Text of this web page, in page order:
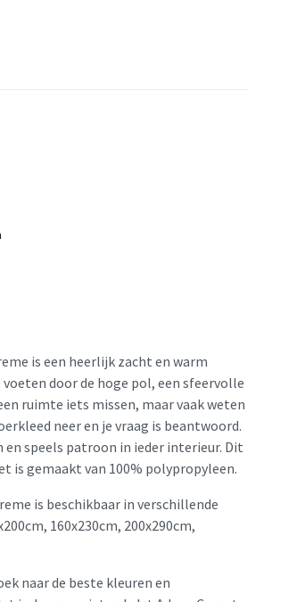
is een heerlijk zacht en warm
door de hoge pol, een sfeervolle
ruimte iets missen, maar vaak weten
neer en je vraag is beantwoord.
speels patroon in ieder interieur. Dit
is gemaakt van 100% polypropyleen.
is beschikbaar in verschillende
160x230cm, 200x290cm,
naar de beste kleuren en